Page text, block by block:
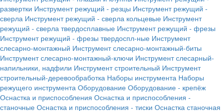
развертки Инструмент режущий - резцы Инструмент режущий -
сверла Инструмент режущий - сверла кольцевые Инструмент
режущий - сверла твердосплавные Инструмент режущий - фрезы
Инструмент режущий - фрезы твердоспл-ные Инструмент
слесарно-монтажный Инструмент слесарно-монтажный-биты
Инструмент слесарно-монтажный-ключи Инструмент слесарный-
напильники, надфили Инструмент строительный Инструмент
строительный-деревообработка Наборы инструмента Наборы
режущего инструмента Оборудование Оборудование - крепёж
Оснастка и приспособления Оснастка и приспособления -
станочные Оснастка и приспособления - тиски Оснастка станочная